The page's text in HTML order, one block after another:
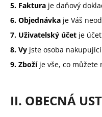
5. Faktura je daňový
6. Objednávka je Váš
7. Uživatelský účet je
8. Vy jste osoba
9. Zbožíje vše, co můžete
II. OBECNÁ